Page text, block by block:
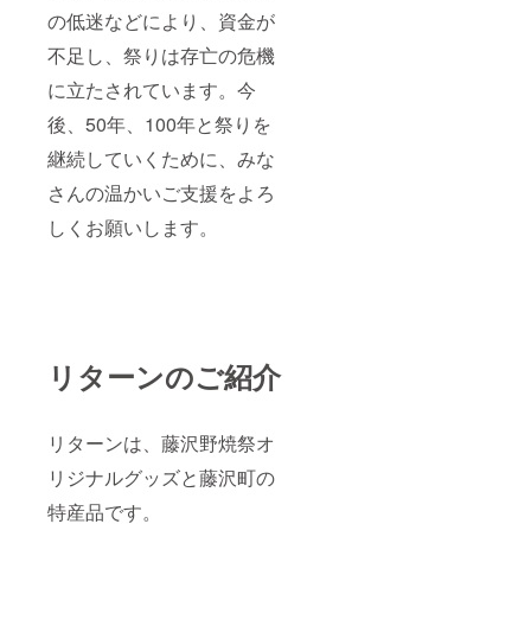
の低迷などにより、資金が
不足し、祭りは存亡の危機
に立たされています。今
後、50年、100年と祭りを
継続していくために、みな
さんの温かいご支援をよろ
しくお願いします。
リターンのご紹介
リターンは、藤沢野焼祭オ
リジナルグッズと藤沢町の
特産品です。